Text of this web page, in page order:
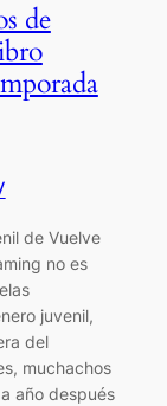
de
de Vuelve
no es
juvenil,
del
muchachos
año después